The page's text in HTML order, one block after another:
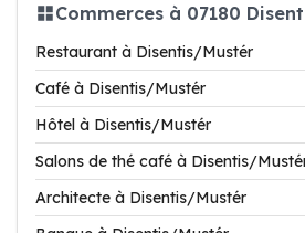
Commerces à 07180
Restaurant à Disentis/Mustér
Café à Disentis/Mustér
Hôtel à Disentis/Mustér
Salons de thé café à Disentis/
Architecte à Disentis/Mustér